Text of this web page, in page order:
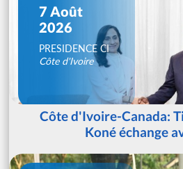
7 Août
2026
PRESIDENCE CI
Côte d'Ivoire
Côte d'Ivoire-Canada:
Koné échange